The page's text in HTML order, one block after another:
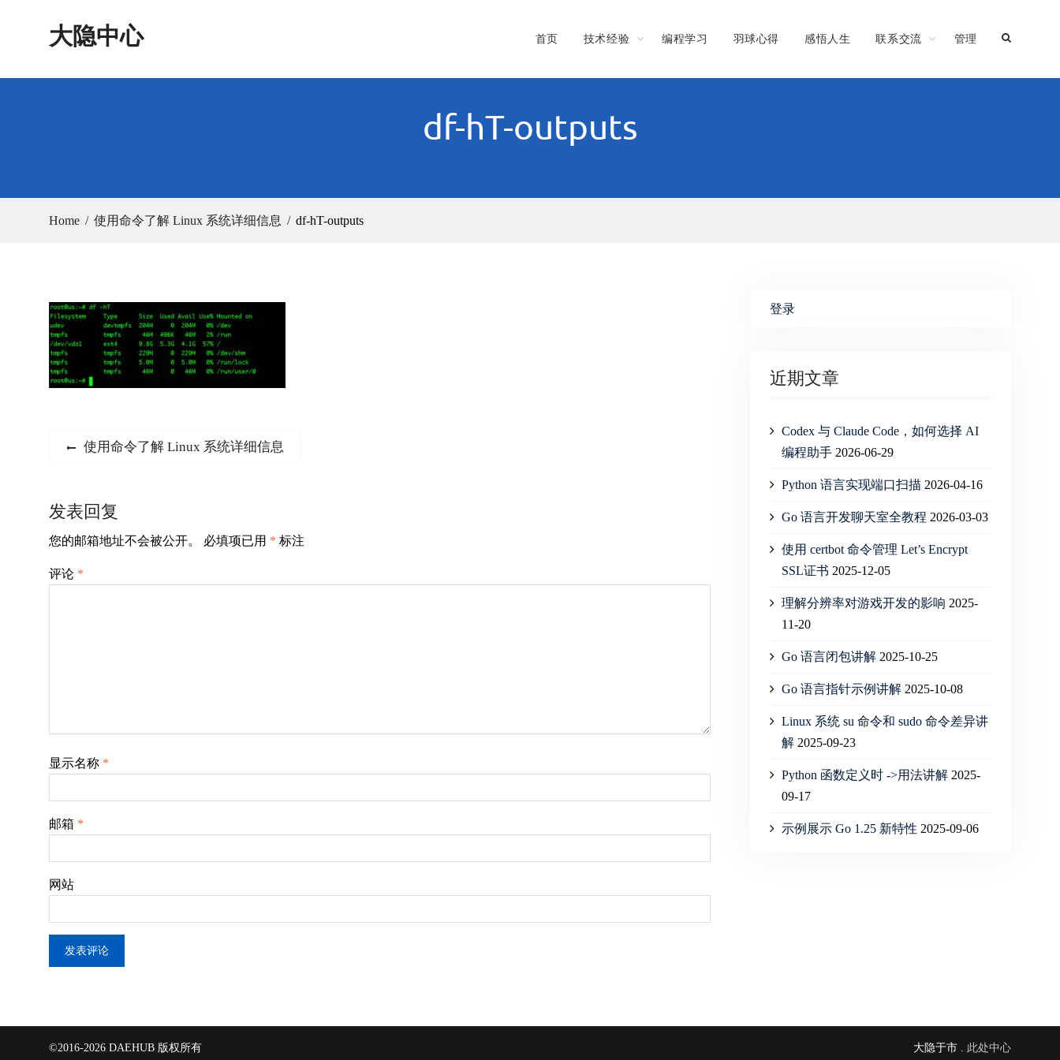
大隐中心 首页 技术经验 编程学习 羽球心得 感悟人生 联系交流 管理
df-hT-outputs
Home 使用命令了解 Linux 系统详细信息 df-hT-outputs
文
导
航
Previous
使用命令了解 Linux 系统详细信息
发表回复
您的邮箱地址不会被公开。 必填项已用 * 标注
评论 *
显示名称 *
邮箱 *
网站
登录
近期文章
Codex 与 Claude Code，如何选择 AI
编程助手 2026-06-29
Python 语言实现端口扫描 2026-04-16
Go 语言开发聊天室全教程 2026-03-03
使用 certbot 命令管理 Let’s Encrypt
SSL证书 2025-12-05
理解分辨率对游戏开发的影响 2025-
11-20
Go 语言闭包讲解 2025-10-25
Go 语言指针示例讲解 2025-10-08
Linux 系统 su 命令和 sudo 命令差异讲
解 2025-09-23
Python 函数定义时 ->用法讲解 2025-
09-17
示例展示 Go 1.25 新特性 2025-09-06
©2016-2026 DAEHUB 版权所有 大隐于市 . 此处中心